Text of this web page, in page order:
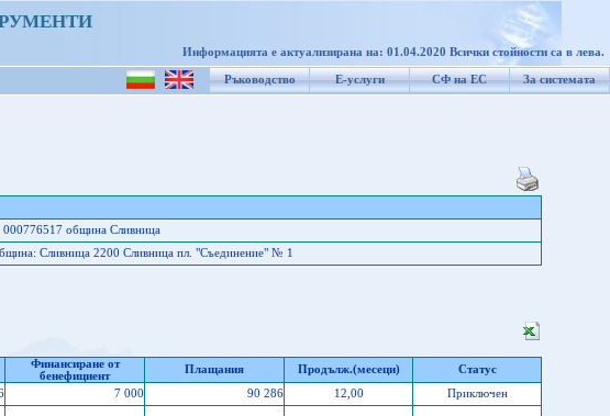
Информацията е актуализирана на: 01.04.2020 Всички стойности са в лева.
Ръководство Е-услуги СФ на ЕС За системата
000776517 община Сливница
Сливница 2200 Сливница пл. "Съединение" № 1
Финансиране от
бенефициент
Плащания Продълж.(месеци)
Статус
7 000 90 286 12,00
Приключен